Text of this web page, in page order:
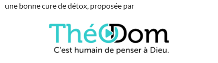
une bonne cure de détox, proposée par